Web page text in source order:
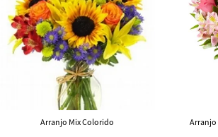
Arranjo Mix Colorido Arranjo